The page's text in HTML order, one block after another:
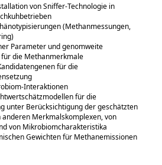
von Sniffer-Technologie in
(Methanmessungen,
Parameter und genomweite
die Methanmerkmale
für die
Interaktionen
für die
unter Berücksichtigung der geschätzten
anderen Merkmalskomplexen, von
von Mikrobiomcharakteristika
Gewichten für Methanemissionen